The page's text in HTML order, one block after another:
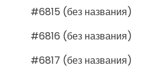
#6815 (без названия)
#6816 (без названия)
#6817 (без названия)